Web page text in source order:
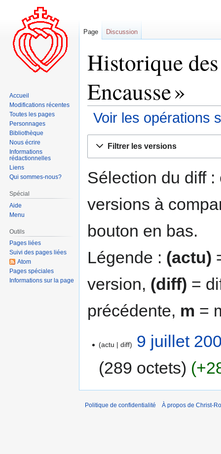
Historique
Encausse »
Voir les opérations
navigation
recherche
Filtrer les versions
Sélection du diff
versions à
bouton en bas.
Légende : (actu)
version, (diff) =
précédente, m =
actu diff
9 juillet
289 octets
Page Discussion
Accueil
Modifications récentes
Toutes les pages
Personnages
Bibliothèque
Nous écrire
Informations
rédactionnelles
Liens
Qui sommes-nous?
Spécial
Aide
Menu
Outils
Pages liées
Suivi des pages liées
Atom
Pages spéciales
Informations sur la page
Politique de confidentialité À propos de Christ-